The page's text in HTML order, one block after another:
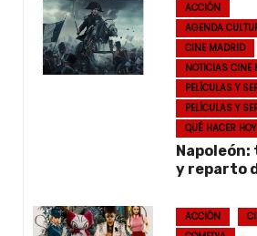
ACCIÓN
AGENDA
CINE MADRID
NOTICIAS CINE
PELÍCULAS Y
PELÍCULAS Y
QUÉ HACER
y reparto
ACCIÓN